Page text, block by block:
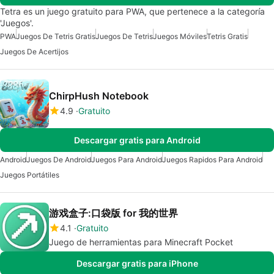
Tetra es un juego gratuito para PWA, que pertenece a la categoría
'Juegos'.
PWAJuegos De Tetris GratisJuegos De TetrisJuegos MóvilesTetris Gratis
Juegos De Acertijos
ChirpHush Notebook
4.9 Gratuito
Descargar gratis para Android
AndroidJuegos De AndroidJuegos Para AndroidJuegos Rapidos Para Android
Juegos Portátiles
游戏盒子:口袋版 for 我的世界
4.1 Gratuito
Juego de herramientas para Minecraft Pocket
Descargar gratis para iPhone